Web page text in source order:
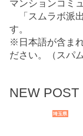
マンションコミ
「スムラボ派
す。
※日本語が含ま
ださい。（スパ
NEW POST
埼玉県